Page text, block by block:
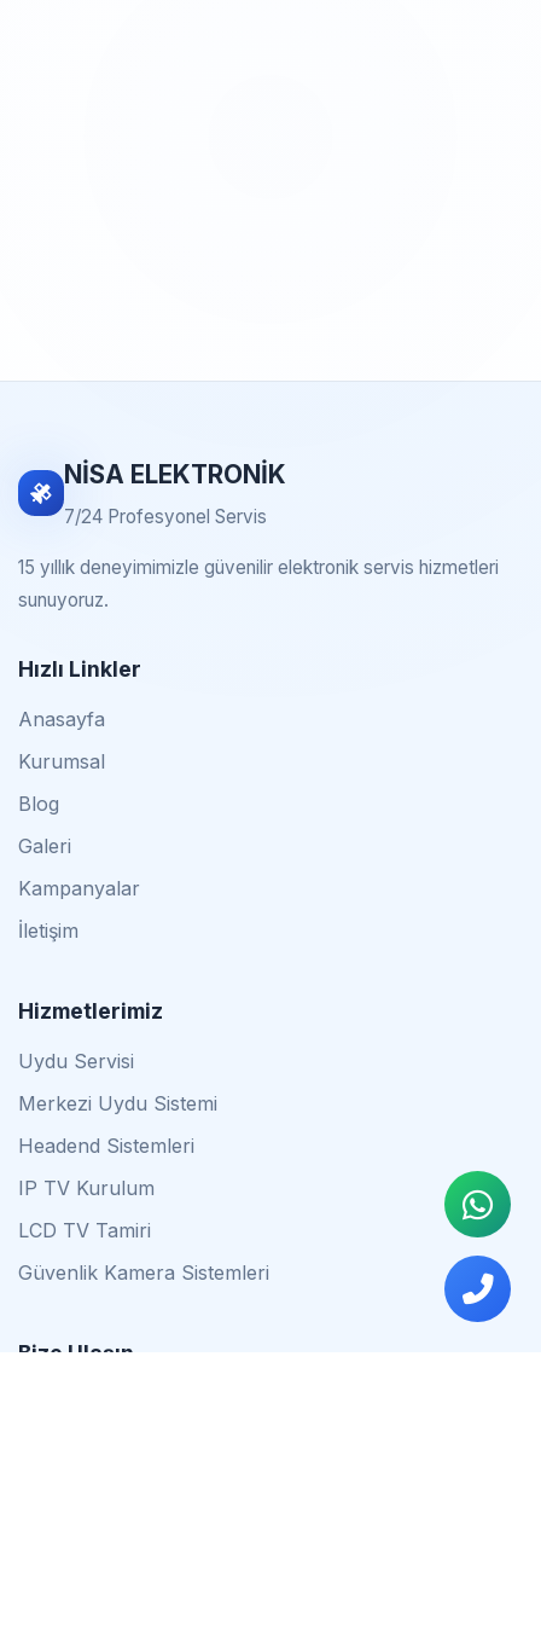
NİSA ELEKTRONİK
7/24 Profesyonel Servis
15 yıllık deneyimimizle güvenilir elektronik servis hizmetleri
sunuyoruz.
Hızlı Linkler
Anasayfa
Kurumsal
Blog
Galeri
Kampanyalar
İletişim
Hizmetlerimiz
Uydu Servisi
Merkezi Uydu Sistemi
Headend Sistemleri
IP TV Kurulum
LCD TV Tamiri
Güvenlik Kamera Sistemleri
Bize Ulaşın